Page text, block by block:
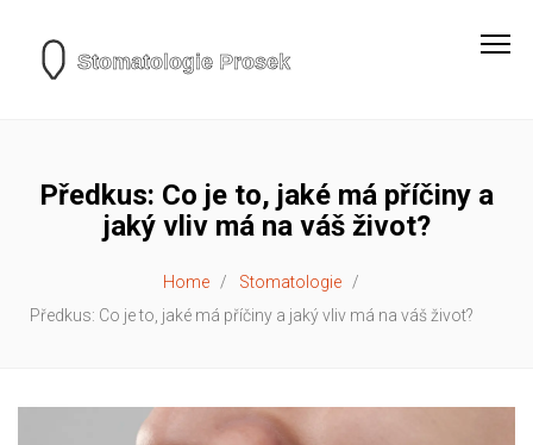
Předkus: Co je to, jaké má příčiny a
jaký vliv má na váš život?
Home
Stomatologie
Předkus: Co je to, jaké má příčiny a jaký vliv má na váš život?